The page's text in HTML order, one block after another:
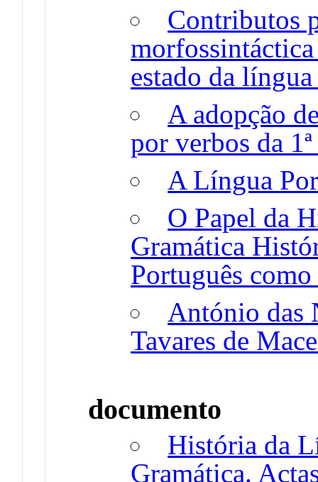
Contributos
estado da
A adopção
por verbos da
A Língua
O Papel da
Gramática
Português
António das
Tavares de
documento
História da
Gramática.